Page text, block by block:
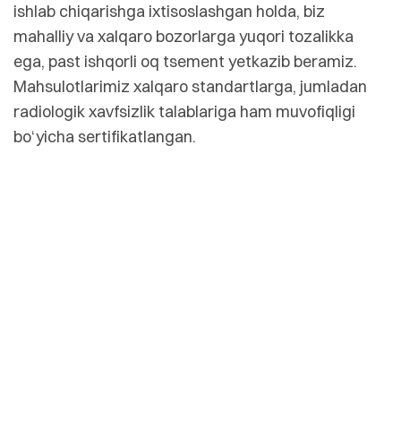
ishlab chiqarishga ixtisoslashgan holda, biz
mahalliy va xalqaro bozorlarga yuqori tozalikka
ega, past ishqorli oq tsement yetkazib beramiz.
Mahsulotlarimiz xalqaro standartlarga, jumladan
radiologik xavfsizlik talablariga ham muvofiqligi
bo‘yicha sertifikatlangan.